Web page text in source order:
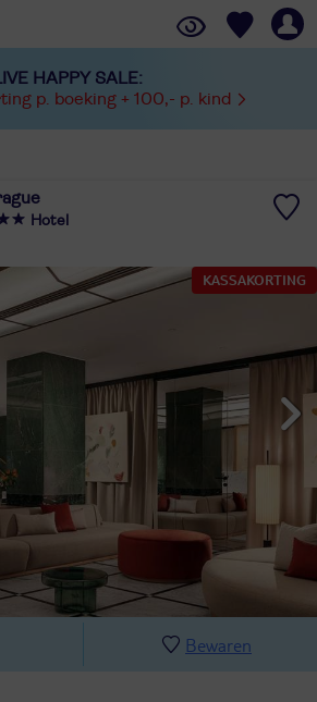
HAPPY SALE:
p. boeking + 100,- p. kind
Hotel
KASSAKORTING
Bewaren